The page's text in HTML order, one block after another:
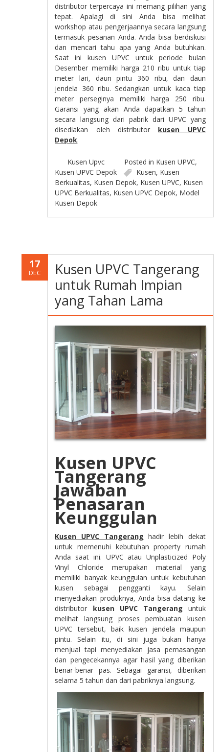
distributor terpercaya ini memang pilihan yang
tepat. Apalagi di sini Anda bisa melihat
workshop atau pengerjaannya secara langsung
termasuk pesanan Anda. Anda bisa berdiskusi
dan mencari tahu apa yang Anda butuhkan.
Saat ini kusen UPVC untuk periode bulan
Desember memiliki harga 210 ribu untuk tiap
meter lari, daun pintu 360 ribu, dan daun
jendela 360 ribu. Sedangkan untuk kaca tiap
meter perseginya memiliki harga 250 ribu.
Garansi yang akan Anda dapatkan 5 tahun
secara langsung dari pabrik dari UPVC yang
disediakan oleh distributor kusen UPVC
Depok.
Kusen Upvc Posted in Kusen UPVC,
Kusen UPVC Depok
Kusen, Kusen
Berkualitas, Kusen Depok, Kusen UPVC, Kusen
UPVC Berkualitas, Kusen UPVC Depok, Model
Kusen Depok
17
DEC
Kusen UPVC Tangerang
untuk Rumah Impian
yang Tahan Lama
Kusen UPVC
Tangerang
Jawaban
Penasaran
Keunggulan
Kusen UPVC Tangerang hadir lebih dekat
untuk memenuhi kebutuhan property rumah
Anda saat ini. UPVC atau Unplasticized Poly
Vinyl Chloride merupakan material yang
memiliki banyak keunggulan untuk kebutuhan
kusen sebagai pengganti kayu. Selain
menyediakan produknya, Anda bisa datang ke
distributor kusen UPVC Tangerang untuk
melihat langsung proses pembuatan kusen
UPVC tersebut, baik kusen jendela maupun
pintu. Selain itu, di sini juga bukan hanya
menjual tapi menyediakan jasa pemasangan
dan pengecekannya agar hasil yang diberikan
benar-benar pas. Sebagai garansi, diberikan
selama 5 tahun dan dari pabriknya langsung.